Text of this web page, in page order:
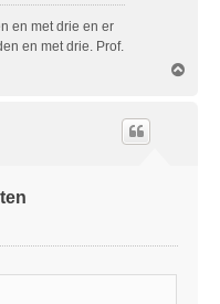
en met drie en er
en met drie. Prof.